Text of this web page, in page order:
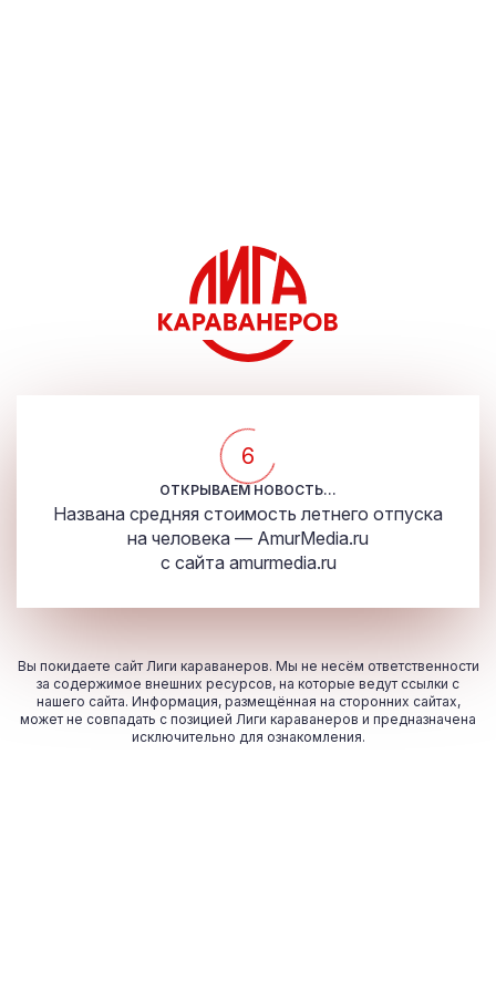
5
ОТКРЫВАЕМ НОВОСТЬ...
Названа средняя стоимость летнего отпуска
на человека — AmurMedia.ru
с сайта amurmedia.ru
Вы покидаете сайт Лиги караванеров. Мы не несём ответственности
за содержимое внешних ресурсов, на которые ведут ссылки с
нашего сайта. Информация, размещённая на сторонних сайтах,
может не совпадать с позицией Лиги караванеров и предназначена
исключительно для ознакомления.